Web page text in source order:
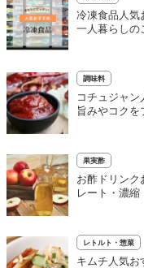
冷凍食品人気
一人暮らしの
調味料
コチュジャン
旨みやコクを
果実酢
お酢ドリンク
レート・濃縮
レトルト・惣菜
キムチ人気お